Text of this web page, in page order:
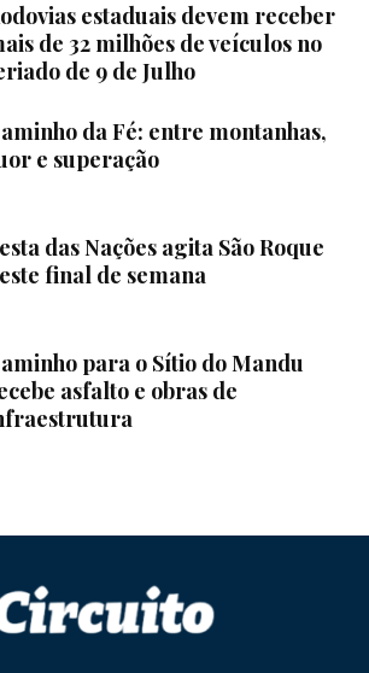
estaduais devem receber
de 32 milhões de veículos no
de 9 de Julho
da Fé: entre montanhas,
e superação
das Nações agita São Roque
final de semana
para o Sítio do Mandu
asfalto e obras de